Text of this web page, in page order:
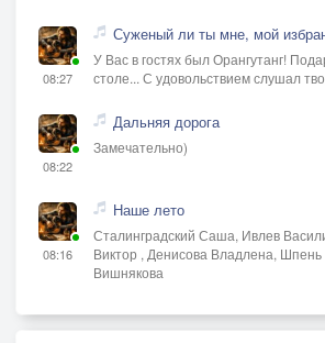
08:27
Суженый ли ты мне, мой
У Вас в гостях был Орангутанг!
столе... С удовольствием слушал
08:22
Дальняя дорога
Замечательно)
08:16
Наше лето
Сталинградский Саша, Ивлев
Виктор , Денисова Владлена,
Вишнякова